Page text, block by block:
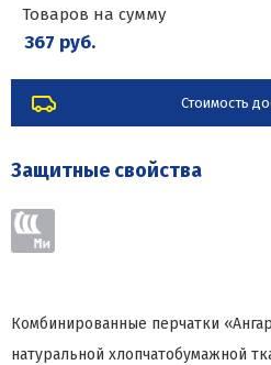
Товаров на сумму
367 руб.
Стоимость
Защитные свойства
Комбинированные перчатки
натуральной хлопчатобумажной